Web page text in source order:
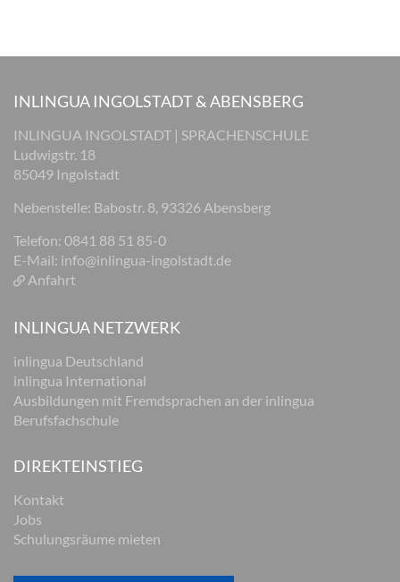
INLINGUA INGOLSTADT & ABENSBERG
INLINGUA INGOLSTADT | SPRACHENSCHULE
Ludwigstr. 18
85049 Ingolstadt
Nebenstelle: Babostr. 8, 93326 Abensberg
Telefon: 0841 88 51 85-0
E-Mail: info@inlingua-ingolstadt.de
Anfahrt
INLINGUA NETZWERK
inlingua Deutschland
inlingua International
Ausbildungen mit Fremdsprachen an der inlingua
Berufsfachschule
DIREKTEINSTIEG
Kontakt
Jobs
Schulungsräume mieten